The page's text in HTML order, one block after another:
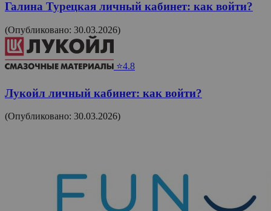
Галина Турецкая личный кабинет: как войти?
(Опубликовано: 30.03.2026)
⭐4.8
Лукойл личный кабинет: как войти?
(Опубликовано: 30.03.2026)